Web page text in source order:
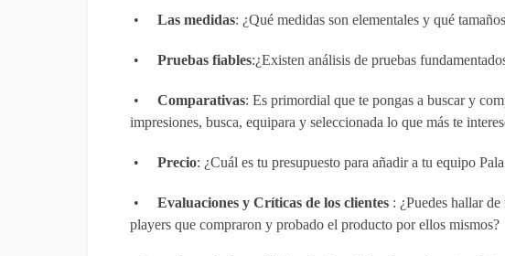
• Las medidas: ¿Qué medidas son elementales y qué
• Pruebas fiables:¿Existen análisis de pruebas
• Comparativas: Es primordial que te pongas a buscar y
impresiones, busca, equipara y seleccionada lo que más te
• Precio: ¿Cuál es tu presupuesto para añadir a tu equipo
• Evaluaciones y Críticas de los clientes : ¿Puedes hallar
players que compraron y probado el producto por ellos mismos?